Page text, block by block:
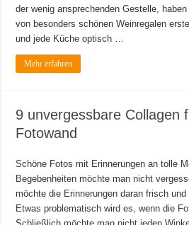
der wenig ansprechenden Gestelle,
von besonders schönen Weinregalen
und jede Küche optisch …
Mehr erfahren
9 unvergessbare Collagen
Fotowand
Schöne Fotos mit Erinnerungen an tolle
Begebenheiten möchte man nicht
möchte die Erinnerungen daran frisch
Etwas problematisch wird es, wenn die